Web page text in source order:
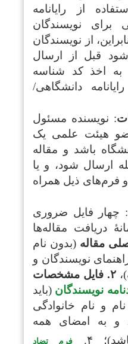
از رایانامه
برای نویسندگان
از نویسندگان
قبل از ارسال
به اخذ کد شناسه
دانشگاهی/
: نویسنده مسئول
هیئت علمی یک
باشد و مقاله
ارسال شود، و یا
و فرم‌های ذیل همراه
: چهار فایل ضروری
دریافت مقاله‌ها
مقاله (بدون نام
نویسندگان و
۲. فایل مشخصات
نویسندگان (باید
و نام خانوادگی
و به امضای همه
۴.
فرم تضاد